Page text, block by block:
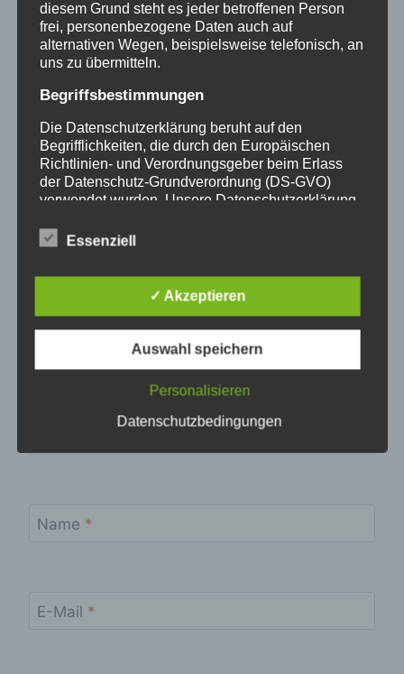
Beitragsnavigation
ZURÜCK
EDORA Gewürzshop
geöffnet
WEITER
Goldschmiedeatelier
Schreibe einen Kommentar
Deine E-Mail-Adresse wird nicht veröffentlicht.
Kommentar *
Name *
E-Mail *
diesem Grund steht es jeder betroffenen Person
frei, personenbezogene Daten auch auf
alternativen Wegen, beispielsweise telefonisch, an
uns zu übermitteln.
Begriffsbestimmungen
Die Datenschutzerklärung beruht auf den
Begrifflichkeiten, die durch den Europäischen
Richtlinien- und Verordnungsgeber beim Erlass
der Datenschutz-Grundverordnung (DS-GVO)
verwendet wurden. Unsere Datenschutzerklärung
unsere Kunden und Geschäftspartner einfach
gewährleisten, möchten wir vorab die verwendeten
Begrifflichkeiten erläutern.
unter anderem die folgenden Begriffe:
a) personenbezogene Daten
Informationen, die sich auf eine identifizierte
insbesondere mittels Zuordnung zu einer
Kennung wie einem Namen, zu einer
physischen, physiologischen, genetischen,
psychischen, wirtschaftlichen, kulturellen oder
Essenziell
✓ Akzeptieren
Auswahl speichern
Personalisieren
Datenschutzbedingungen